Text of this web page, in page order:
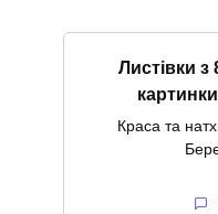
Листівки з
Краса та